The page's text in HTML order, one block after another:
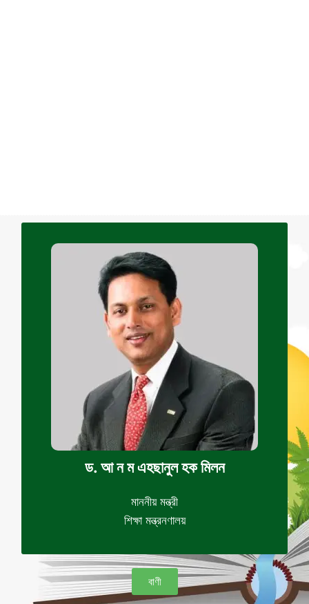
ড. আ ন ম এহছানুল হক মিলন
মাননীয় মন্ত্রী
শিক্ষা মন্ত্রনণালয়
বাণী